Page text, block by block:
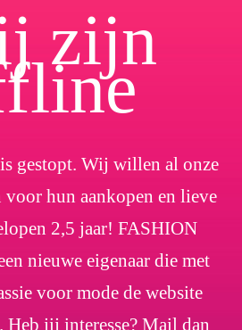
zijn
gestopt. Wij willen al onze
voor hun aankopen en lieve
2,5 jaar! FASHION
nieuwe eigenaar die met
voor mode de website
jij interesse? Mail dan